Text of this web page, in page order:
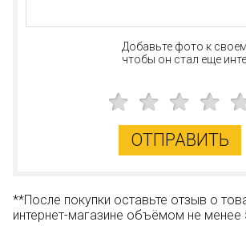
Добавьте фото к
чтобы он стал еще
ОТПРАВИТЬ
**После покупки оставьте отзыв о
интернет-магазине объёмом не